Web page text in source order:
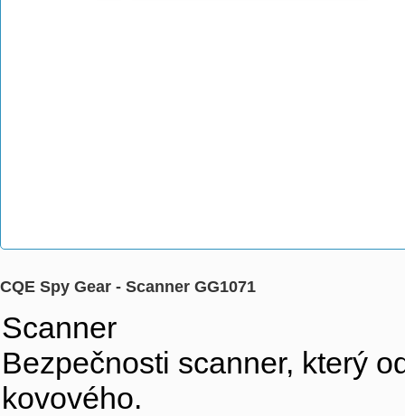
CQE Spy Gear - Scanner GG1071
Scanner
Bezpečnosti scanner, který
kovového.